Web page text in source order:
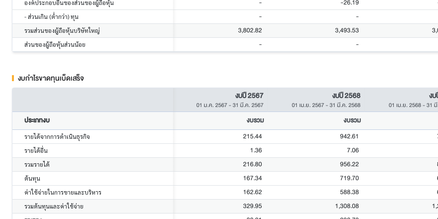
องค์ประกอบอื่นของส่วนของผู้ถือหุ้น - -26.19
- ส่วนเกิน (ต่ำกว่า) ทุน - -
รวมส่วนของผู้ถือหุ้นบริษัทใหญ่ 3,802.82 3,493.53
ส่วนของผู้ถือหุ้นส่วนน้อย - -
งบกำไรขาดทุนเบ็ดเสร็จ
งบปี 2567
01 ม.ค. 2567-31 มี.ค. 2567
งบปี 2568
01 เม.ย. 2567-31 มี.ค. 2568
ง
01 เม.ย. 2568-31
ประเภทงบ งบรวม งบรวม
รายได้จากการดำเนินธุรกิจ 215.44 942.61
รายได้อื่น 1.36 7.06
รวมรายได้ 216.80 956.22
ต้นทุน 167.34 719.70
ค่าใช้จ่ายในการขายและบริหาร 162.62 588.38
รวมต้นทุนและค่าใช้จ่าย 329.95 1,308.08